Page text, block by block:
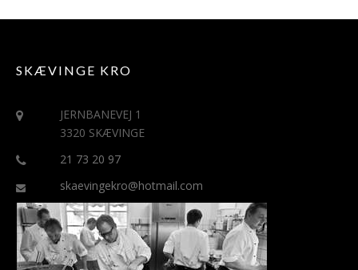
SKÆVINGE KRO
JERNBANEVEJ 1
3320 SKÆVINGE
21 73 20 97
skaevingekro@hotmail.com